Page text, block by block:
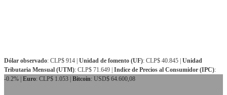
Dólar observado: CLP$ 914 | Unidad de fomento (UF): CLP$ 40.845 | Unidad
Tributaria Mensual (UTM): CLP$ 71.649 | Indice de Precios al Consumidor (IPC):
-0.2% | Euro: CLP$ 1.053 | Bitcoin: USD$ 64.600,08